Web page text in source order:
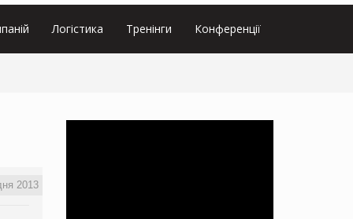
Логістика Тренінги Конференції
2013